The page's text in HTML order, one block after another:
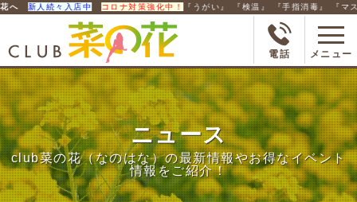
『検温』 『手指消毒』 『マスク着用』のご協力をお願いします。 ※当店では空
電話 メニュー
ニュース
club菜の花（なのはな）の最新情報やお得なイベント
情報をご紹介！